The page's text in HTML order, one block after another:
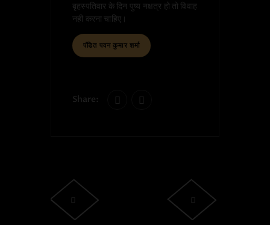
बृहस्पतिवार के दिन पुष्य नक्षत्र हो तो विवाह
नही करना चाहिए।
पंडित पवन कुमार शर्मा
Share: